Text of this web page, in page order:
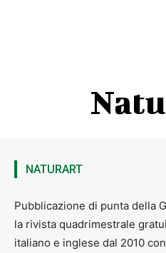
NATURART
Pubblicazione di punta della
la rivista quadrimestrale
italiano e inglese dal 2010